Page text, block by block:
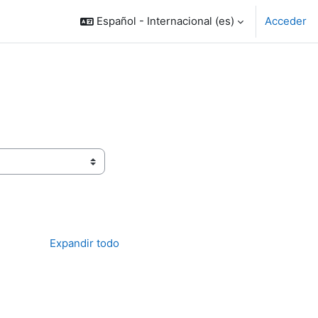
Español - Internacional ‎(es)‎ Acceder
Expandir todo